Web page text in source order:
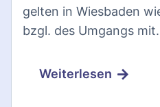
gelten in Wiesbaden
bzgl. des Umgangs
Weiterlesen